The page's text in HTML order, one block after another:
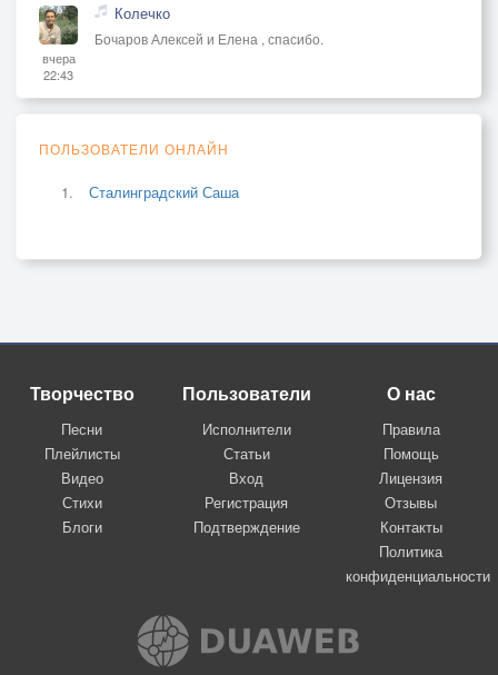
вчера
22:43
Колечко
Бочаров Алексей и Елена , спасибо.
ПОЛЬЗОВАТЕЛИ ОНЛАЙН
Сталинградский Саша
Творчество
Песни
Плейлисты
Видео
Стихи
Блоги
Пользователи
Исполнители
Статьи
Вход
Регистрация
Подтверждение
О нас
Правила
Помощь
Лицензия
Отзывы
Контакты
Политика
конфиденциальности